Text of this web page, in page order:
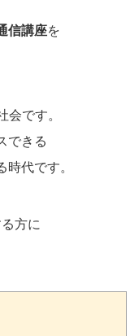
信講座を
会です。
できる
代です。
方に